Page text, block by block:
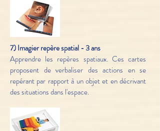
7) Imagier repère spatial - 3 ans
Apprendre les repères spatiaux. Ces cartes
proposent de verbaliser des actions en se
repérant par rapport à un objet et en décrivant
des situations dans l'espace.